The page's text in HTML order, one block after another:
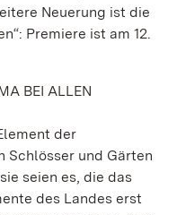
Neuerung ist die
Premiere ist am 12.
BEI ALLEN
der
Schlösser und Gärten
seien es, die das
des Landes erst